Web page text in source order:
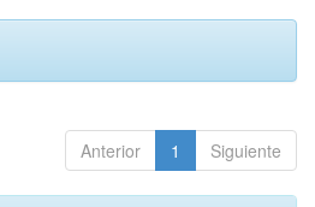
Anterior 1 Siguiente